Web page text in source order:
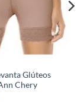
Glúteos
Chery